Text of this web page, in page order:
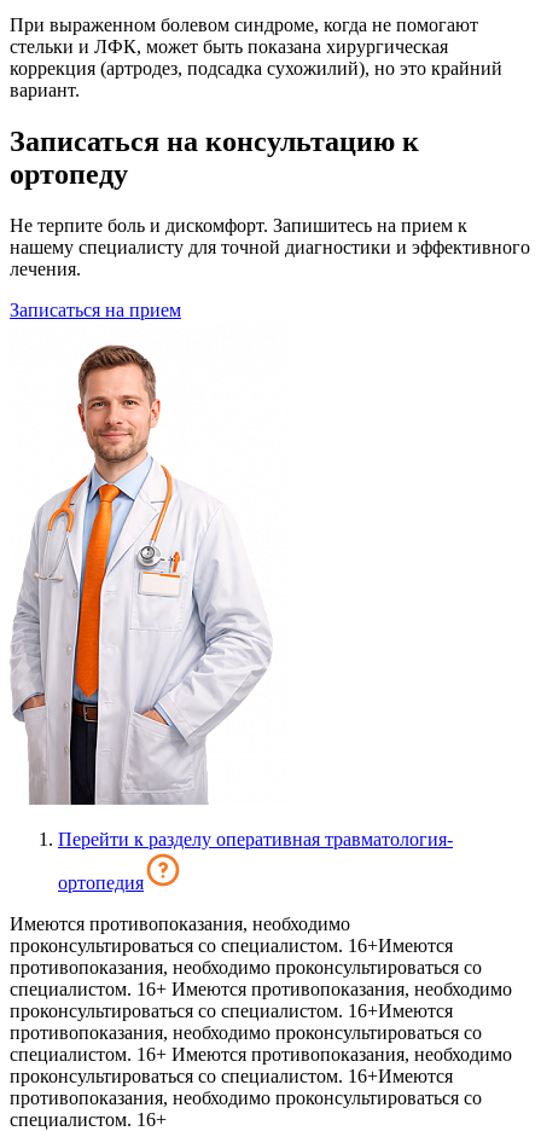
При выраженном болевом синдроме, когда не помогают
стельки и ЛФК, может быть показана хирургическая
коррекция (артродез, подсадка сухожилий), но это крайний
вариант.
Записаться на консультацию к
ортопеду
Не терпите боль и дискомфорт. Запишитесь на прием к
нашему специалисту для точной диагностики и эффективного
лечения.
Записаться на прием
Перейти к разделу оперативная травматология-
ортопедия
Имеются противопоказания, необходимо
проконсультироваться со специалистом. 16+Имеются
противопоказания, необходимо проконсультироваться со
специалистом. 16+ Имеются противопоказания, необходимо
проконсультироваться со специалистом. 16+Имеются
противопоказания, необходимо проконсультироваться со
специалистом. 16+ Имеются противопоказания, необходимо
проконсультироваться со специалистом. 16+Имеются
противопоказания, необходимо проконсультироваться со
специалистом. 16+